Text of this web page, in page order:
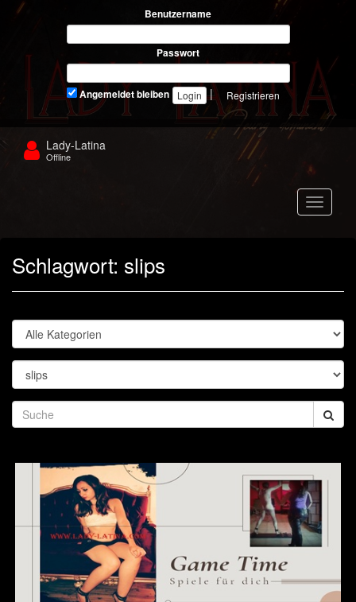
Benutzername
Passwort
Angemeldet bleiben | Registrieren
Lady-Latina
Offline
Schlagwort: slips